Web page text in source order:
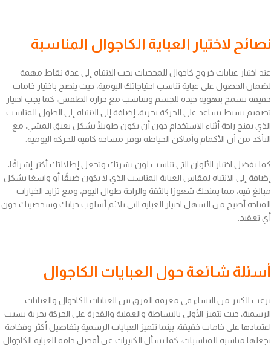
نصائح لاختيار العباية الكاجوال المناسبة
عند اختيار عبايات خروج كاجوال للمحجبات يجب الانتباه إلى عدة نقاط مهمة
لضمان الحصول على عباية تناسب احتياجاتك اليومية، حيث ينصح باختيار خامات
خفيفة تسمح بتهوية جيدة للجسم وتتناسب مع حرارة الطقس، كما يجب اختيار
تصميم بسيط يساعد على الحركة بحرية، إضافة إلى الانتباه إلى الطول المناسب
الذي يمنح راحة أثناء الاستخدام دون أن يكون طويلًا بشكل يعيق المشي، مع
التأكد من أن الأكمام وأماكن الخياطة توفر مساحة كافية للحركة اليومية.
كما يفضل اختيار الألوان التي تناسب لون بشرتك وتجعل إطلالتك أكثر إشراقًا،
إضافة إلى الانتباه لمقاس العباية المناسب الذي لا يكون ضيقًا أو واسعًا بشكل
مبالغ فيه، مما يمنحك شعورًا بالثقة والراحة طوال اليوم، ومع تزايد الخيارات
المتاحة أصبح من السهل اختيار العباية التي تلائم أسلوب حياتك وشخصيتك دون
أي تعقيد.
أسئلة شائعة حول العبايات الكاجوال
يرغب الكثير من النساء في معرفة الفرق بين العبايات الكاجوال والعبايات
الرسمية، حيث تتميز الأولى بالبساطة والعملية والقدرة على الحركة بحرية بسبب
اعتمادها على خامات خفيفة، بينما تتميز العبايات الرسمية بتفاصيل أكثر وفخامة
تجعلها مناسبة للمناسبات، كما تسأل الكثيرات عن أفضل خامة للعباية الكاجوال